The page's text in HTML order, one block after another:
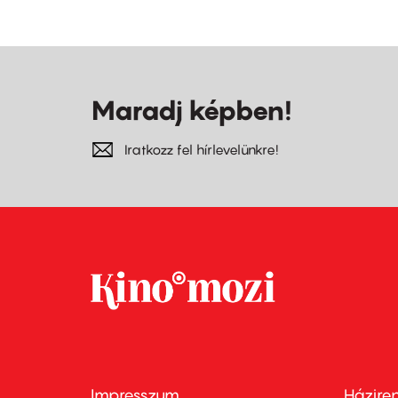
Maradj képben!
Iratkozz fel hírlevelünkre!